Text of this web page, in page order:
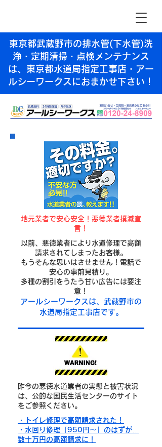
東京都武蔵野市の排水管(下水管)洗
浄・定期清掃・点検メンテナンス
は、東京都水道局指定工事店・アー
ルシーワークスにおまかせ下さい！
​地元業者で安心安全！悪徳業者撲滅宣
言！
以前、悪徳業者により水道修理で高額
請求されてしまったお客様。
もうそんな思いはさせません！電話で
安心の事前見積り。
多種の割引をうたう甘い広告には要注
意！
​アールシーワークスは、武蔵野市の
水道局指定工事店です。
昨今の悪徳水道業者の実態と被害状況
は、公的な国民生活センターのサイト
をご参照ください。
・トイレ修理で高額請求された！
・水回り修理「950円～」のはずが…
数十万円の高額請求に！